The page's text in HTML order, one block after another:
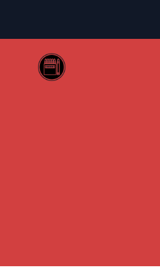
Web coloriage